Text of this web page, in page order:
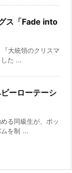
ス「Fade into
大統領のクリスマ
た ...
ーローテーシ
る同級生が、ポッ
を制 ...